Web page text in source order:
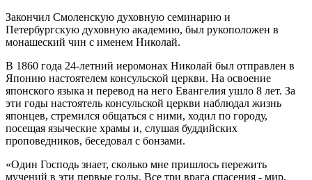
Закончил Смоленскую духовную семинарию и
Петербургскую духовную академию, был рукоположен в
монашеский чин с именем Николай.
В 1860 года 24-летний иеромонах Николай был отправлен в
Японию настоятелем консульской церкви. На освоение
японского языка и перевод на него Евангелия ушло 8 лет. За
эти годы настоятель консульской церкви наблюдал жизнь
японцев, стремился общаться с ними, ходил по городу,
посещая языческие храмы и, слушая буддийских
проповедников, беседовал с бонзами.
«Один Господь знает, сколько мне пришлось пережить
мучений в эти первые годы. Все три врага спасения - мир,